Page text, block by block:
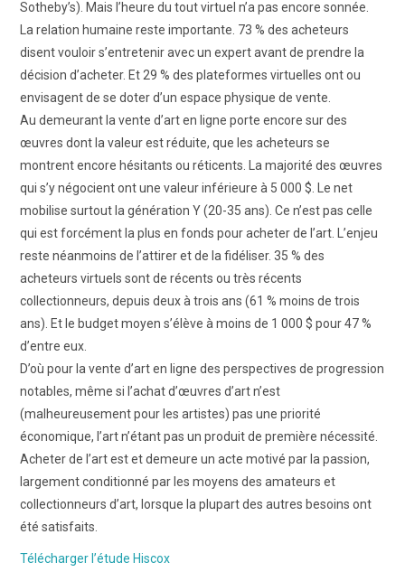
Sotheby’s). Mais l’heure du tout virtuel n’a pas encore sonnée.
La relation humaine reste importante. 73 % des acheteurs
disent vouloir s’entretenir avec un expert avant de prendre la
décision d’acheter. Et 29 % des plateformes virtuelles ont ou
envisagent de se doter d’un espace physique de vente.
Au demeurant la vente d’art en ligne porte encore sur des
œuvres dont la valeur est réduite, que les acheteurs se
montrent encore hésitants ou réticents. La majorité des œuvres
qui s’y négocient ont une valeur inférieure à 5 000 $. Le net
mobilise surtout la génération Y (20-35 ans). Ce n’est pas celle
qui est forcément la plus en fonds pour acheter de l’art. L’enjeu
reste néanmoins de l’attirer et de la fidéliser. 35 % des
acheteurs virtuels sont de récents ou très récents
collectionneurs, depuis deux à trois ans (61 % moins de trois
ans). Et le budget moyen s’élève à moins de 1 000 $ pour 47 %
d’entre eux.
D’où pour la vente d’art en ligne des perspectives de progression
notables, même si l’achat d’œuvres d’art n’est
(malheureusement pour les artistes) pas une priorité
économique, l’art n’étant pas un produit de première nécessité.
Acheter de l’art est et demeure un acte motivé par la passion,
largement conditionné par les moyens des amateurs et
collectionneurs d’art, lorsque la plupart des autres besoins ont
été satisfaits.
Télécharger l’étude Hiscox